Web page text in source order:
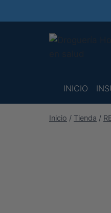
al
INICIO
Inicio / Tienda /